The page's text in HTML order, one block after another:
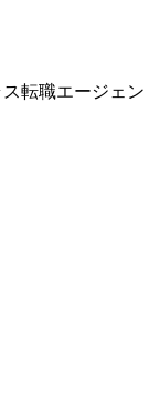
転職エージェン